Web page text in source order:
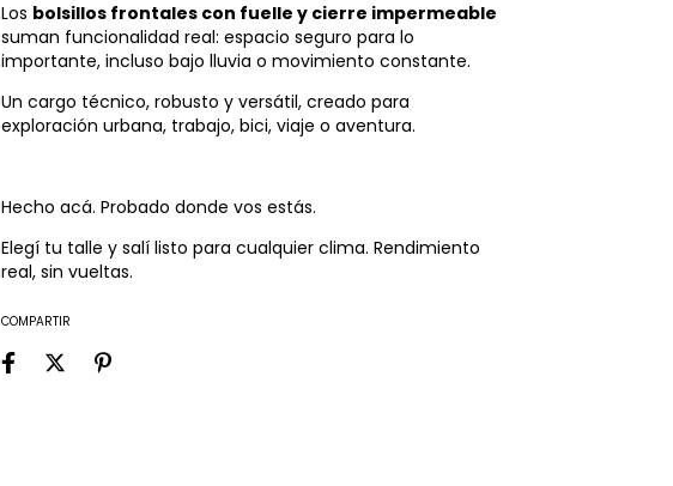
Los bolsillos frontales con fuelle y cierre impermeable
suman funcionalidad real: espacio seguro para lo
importante, incluso bajo lluvia o movimiento constante.
Un cargo técnico, robusto y versátil, creado para
exploración urbana, trabajo, bici, viaje o aventura.
Hecho acá. Probado donde vos estás.
Elegí tu talle y salí listo para cualquier clima. Rendimiento
real, sin vueltas.
COMPARTIR